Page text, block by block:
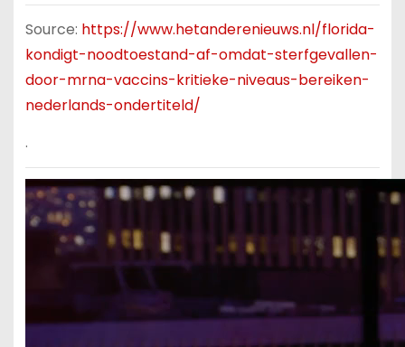
Source: https://www.hetanderenieuws.nl/florida-
kondigt-noodtoestand-af-omdat-sterfgevallen-
door-mrna-vaccins-kritieke-niveaus-bereiken-
nederlands-ondertiteld/
.